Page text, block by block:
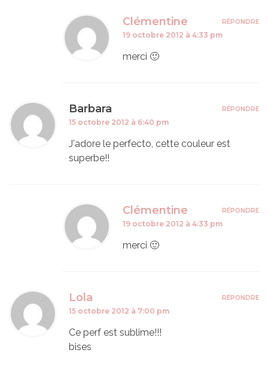
Clémentine
19 octobre 2012 à 4:33 pm
merci 🙂
RÉPONDRE
Barbara
15 octobre 2012 à 6:40 pm
J'adore le perfecto, cette couleur est
superbe!!
RÉPONDRE
Clémentine
19 octobre 2012 à 4:33 pm
merci 🙂
RÉPONDRE
Lola
15 octobre 2012 à 7:00 pm
Ce perf est sublime!!!
bises
RÉPONDRE